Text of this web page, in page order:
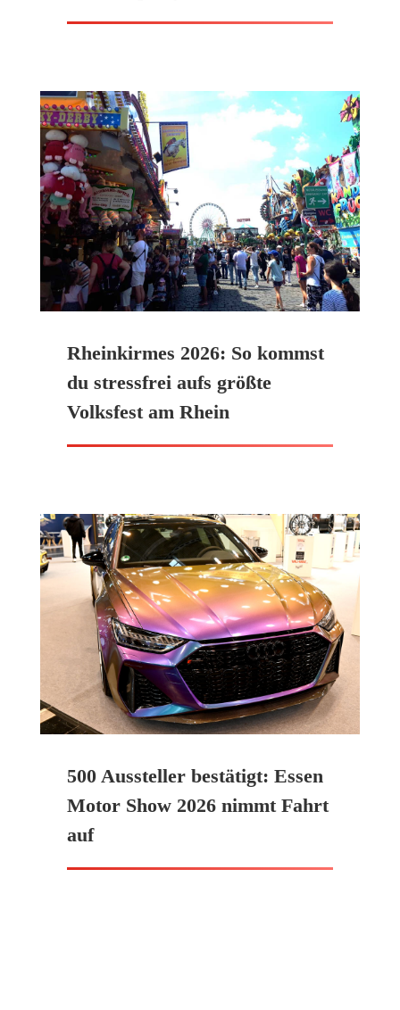
Rheinkirmes 2026: So kommst
du stressfrei aufs größte
Volksfest am Rhein
500 Aussteller bestätigt: Essen
Motor Show 2026 nimmt Fahrt
auf